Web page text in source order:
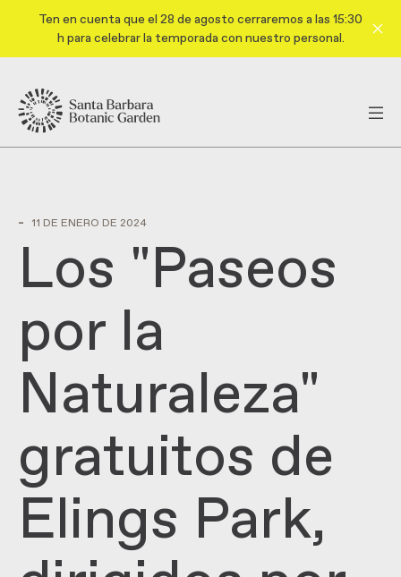
Ten en cuenta que el 28 de agosto cerraremos a las 15:30
h para celebrar la temporada con nuestro personal.
- 11 DE ENERO DE 2024
Los "Paseos
por la
Naturaleza"
gratuitos de
Elings Park,